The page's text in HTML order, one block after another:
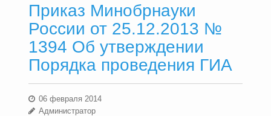
Приказ Минобрнауки
России от 25.12.2013 №
1394 Об утверждении
Порядка проведения ГИА
06 февраля 2014
Администратор